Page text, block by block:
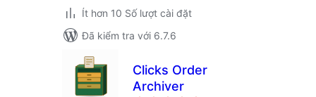
Ít hơn 10 Số lượt cài đặt
Đã kiểm tra với 6.7.6
Clicks Order
Archiver